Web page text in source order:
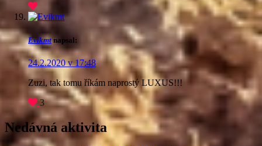
Evikmt napsal:
24.2.2020 v 17:48
Zuzi, tak tomu říkám naprostý LUXUS!!!
3
Nedávná aktivita